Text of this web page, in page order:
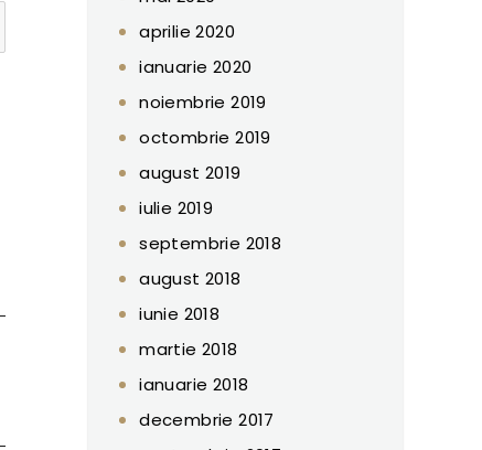
aprilie 2020
ianuarie 2020
noiembrie 2019
octombrie 2019
august 2019
iulie 2019
septembrie 2018
august 2018
iunie 2018
martie 2018
ianuarie 2018
decembrie 2017